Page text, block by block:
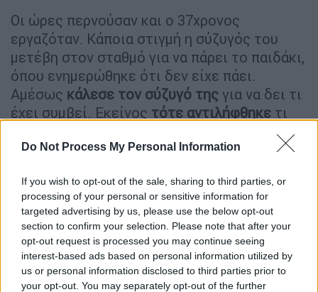
Do Not Process My Personal Information
If you wish to opt-out of the sale, sharing to third parties, or
processing of your personal or sensitive information for
targeted advertising by us, please use the below opt-out
section to confirm your selection. Please note that after your
opt-out request is processed you may continue seeing
interest-based ads based on personal information utilized by
us or personal information disclosed to third parties prior to
your opt-out. You may separately opt-out of the further
Οι ώρες περνούσαν και ο 37χρονος
εργαζόταν. Κάποια στιγμή η σύζυγός του
μετέβη στον σταθμό για να πάρει το παιδάκι,
όπου ενημερώθηκε ότι δεν είχε πάει.
Αμέσως κάλεσε τον σύζυγό της για να δει τι
έχει συμβεί. Εκείνος τότε αντιλήφθηκε τι
πάρκινγκ, όπουβρήκαν το μωράκι αναίσθητο
Γιαπρακά για το OPEN.
Σύμφωνα με πληροφορίες, το κοριτσάκι είχε
αφρούςστο στόμα. Άμεσα μεταφέρθηκε στο
Νοσοκομείο της Άρτας, όπου οι γιατροί δεν
κατάφεραν να το επαναφέρουν στη ζωή και